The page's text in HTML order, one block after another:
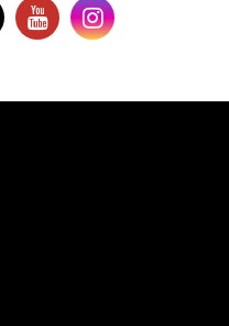
YouTubeInstagram